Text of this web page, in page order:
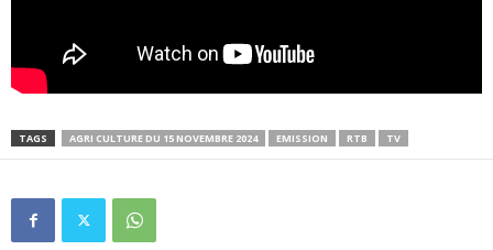
TAGS AGRI CULTURE DU 15 NOVEMBRE 2024 EMISSION RTB TV